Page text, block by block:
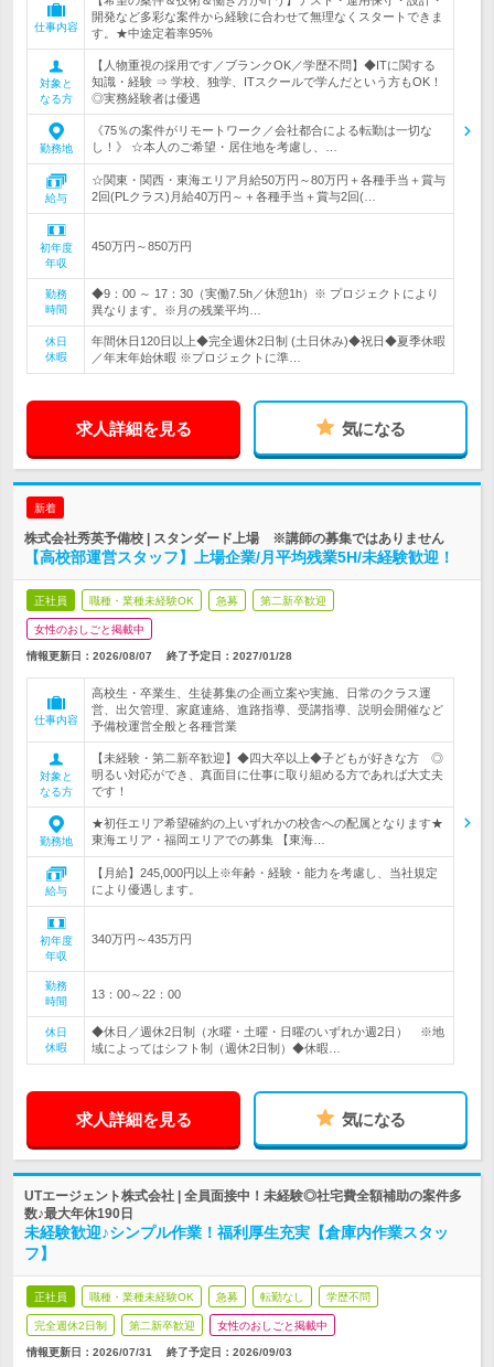
仕事内容
開発など多彩な案件から経験に合わせて無理なくスタートできま
す。★中途定着率95%
対象と
なる方
【人物重視の採用です／ブランクOK／学歴不問】◆ITに関する
知識・経験 ⇒ 学校、独学、ITスクールで学んだという方もOK！
◎実務経験者は優遇
勤務地
《75％の案件がリモートワーク／会社都合による転勤は一切な
し！》 ☆本人のご希望・居住地を考慮し、…
給与
☆関東・関西・東海エリア月給50万円～80万円＋各種手当＋賞与
2回(PLクラス)月給40万円～＋各種手当＋賞与2回(…
初年度
年収
450万円～850万円
勤務
時間
◆9：00 ～ 17：30（実働7.5h／休憩1h）※ プロジェクトにより
異なります。※月の残業平均…
休日
休暇
年間休日120日以上◆完全週休2日制 (土日休み)◆祝日◆夏季休暇
／年末年始休暇 ※プロジェクトに準…
求人詳細を見る 気になる
新着
株式会社秀英予備校 | スタンダード上場 ※講師の募集ではありません
【高校部運営スタッフ】上場企業/月平均残業5H/未経験歓迎！
正社員 職種・業種未経験OK 急募 第二新卒歓迎
女性のおしごと掲載中
情報更新日：2026/08/07 終了予定日： 2027/01/28
仕事内容
高校生・卒業生、生徒募集の企画立案や実施、日常のクラス運
営、出欠管理、家庭連絡、進路指導、受講指導、説明会開催など
予備校運営全般と各種営業
対象と
なる方
【未経験・第二新卒歓迎】◆四大卒以上◆子どもが好きな方 ◎
明るい対応ができ、真面目に仕事に取り組める方であれば大丈夫
です！
勤務地
★初任エリア希望確約の上いずれかの校舎への配属となります★
東海エリア・福岡エリアでの募集 【東海…
給与
【月給】245,000円以上※年齢・経験・能力を考慮し、当社規定
により優遇します。
初年度
年収
340万円～435万円
勤務
時間
13：00～22：00
休日
休暇
◆休日／週休2日制（水曜・土曜・日曜のいずれか週2日） ※地
域によってはシフト制（週休2日制）◆休暇…
求人詳細を見る 気になる
UTエージェント株式会社 | 全員面接中！未経験◎社宅費全額補助の案件多
数♪最大年休190日
未経験歓迎♪シンプル作業！福利厚生充実【倉庫内作業スタッ
フ】
正社員 職種・業種未経験OK 急募 転勤なし 学歴不問
完全週休2日制 第二新卒歓迎 女性のおしごと掲載中
情報更新日：2026/07/31 終了予定日： 2026/09/03